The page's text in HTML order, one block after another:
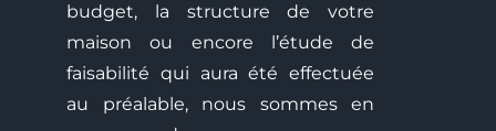
budget, la structure de votre
maison ou encore l’étude de
faisabilité qui aura été effectuée
au préalable, nous sommes en